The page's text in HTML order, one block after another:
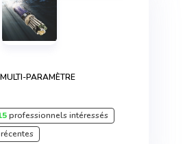
PARAMÈTRE
professionnels intéressés